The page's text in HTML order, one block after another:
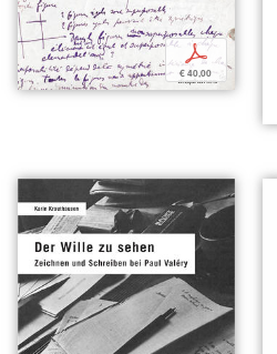
p
€ 40,00